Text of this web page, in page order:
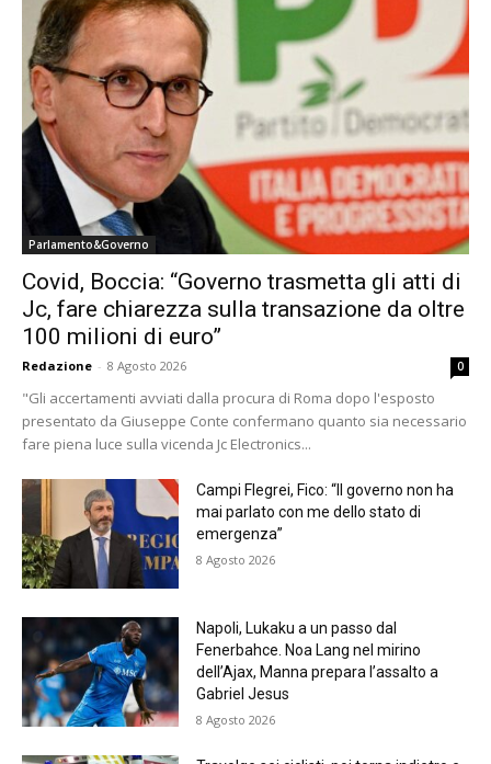
Parlamento&Governo
Covid, Boccia: “Governo trasmetta gli atti di
Jc, fare chiarezza sulla transazione da oltre
100 milioni di euro”
Redazione - 8 Agosto 2026 0
"Gli accertamenti avviati dalla procura di Roma dopo l'esposto
presentato da Giuseppe Conte confermano quanto sia necessario
fare piena luce sulla vicenda Jc Electronics...
Campi Flegrei, Fico: “Il governo non ha
mai parlato con me dello stato di
emergenza”
8 Agosto 2026
Napoli, Lukaku a un passo dal
Fenerbahce. Noa Lang nel mirino
dell’Ajax, Manna prepara l’assalto a
Gabriel Jesus
8 Agosto 2026